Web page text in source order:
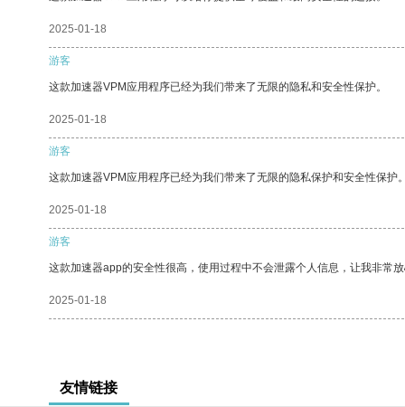
2025-01-18
游客
这款加速器VPM应用程序已经为我们带来了无限的隐私和安全性保护。
2025-01-18
游客
这款加速器VPM应用程序已经为我们带来了无限的隐私保护和安全性保护
2025-01-18
游客
这款加速器app的安全性很高，使用过程中不会泄露个人信息，让我非常
2025-01-18
友情链接